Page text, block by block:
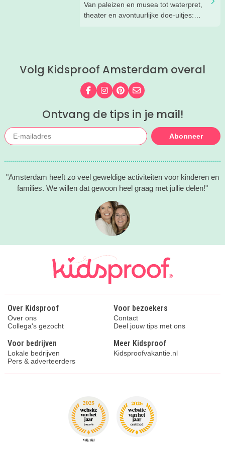
Van paleizen en musea tot waterpret,
theater en avontuurlijke doe-uitjes:
Volg Kidsproof Amsterdam overal
Volg ons op Facebook
Volg ons op Instagram
Volg ons op Pinterest
Mail ons
Ontvang de tips in je mail!
Abonneer
"Amsterdam heeft zo veel geweldige activiteiten voor kinderen en
families. We willen dat gewoon heel graag met jullie delen!"
Over Kidsproof
Over ons
Collega's gezocht
Voor bezoekers
Contact
Deel jouw tips met ons
Voor bedrijven
Lokale bedrijven
Pers & adverteerders
Meer Kidsproof
Kidsproofvakantie.nl